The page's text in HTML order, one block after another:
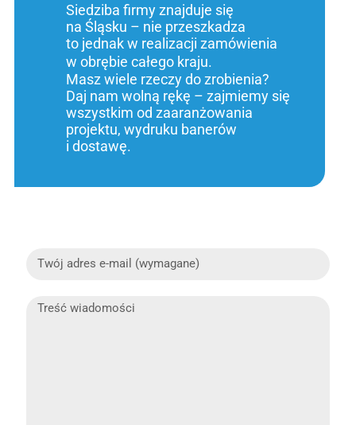
Siedziba firmy znajduje się
na Śląsku – nie przeszkadza
to jednak w realizacji zamówienia
w obrębie całego kraju.
Masz wiele rzeczy do zrobienia?
Daj nam wolną rękę – zajmiemy się
wszystkim od zaaranżowania
projektu, wydruku banerów
i dostawę.